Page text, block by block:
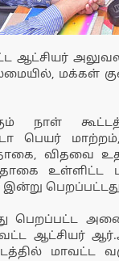
ஆட்சியர்
மக்கள்
நாள்
பெயர்
விதவை
உள்ளிட்ட
பெறப்பட்ட
ஆட்சியர்
மாவட்ட